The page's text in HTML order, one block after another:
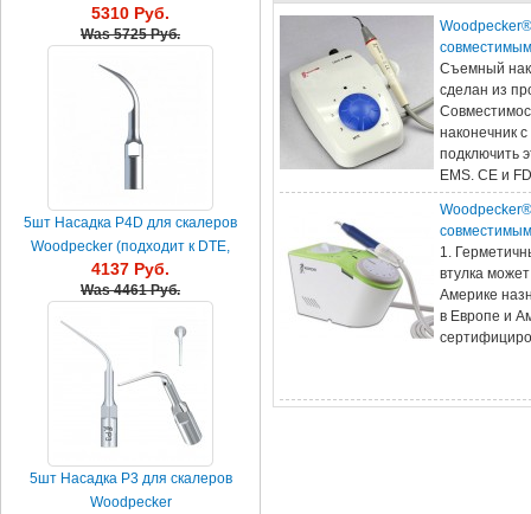
Woodpecker®
совместимым
Съемный
сделан из
наконечник
подключить
EMS. CE и
Woodpecker®
совместимым
1.
втулка
Америке
в Европе и
камня 10шт
5310 Руб.
Was5725 Руб.
5шт Насадка P4D для скалеров
Woodpecker (подходит к DTE,
Satelec, NSK)
4137 Руб.
Was4461 Руб.
5шт Насадка P3 для скалеров
Woodpecker